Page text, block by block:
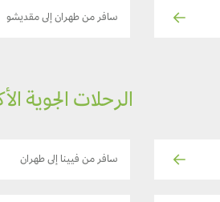
سافر من طهران إلى مقديشو
الرحلات الجوية
سافر من فيينا إلى طهران